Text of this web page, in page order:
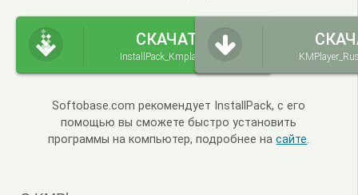
СКАЧАТЬ
InstallPack_Kmplayer.exe
Softobase.com рекомендует InstallPack, с его
помощью вы сможете быстро установить
программы на компьютер, подробнее насайте.